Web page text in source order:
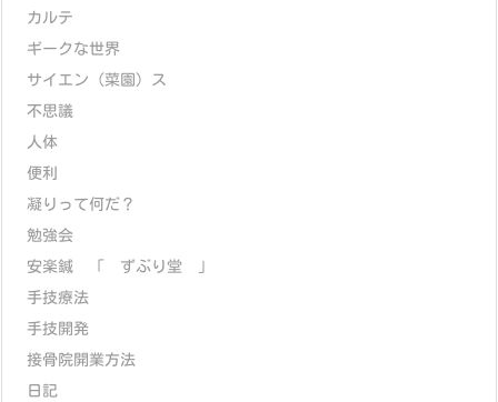
カルテ
ギークな世界
サイエン（菜園）ス
不思議
人体
便利
凝りって何だ？
勉強会
安楽鍼 「 ずぶり堂 」
手技療法
手技開発
接骨院開業方法
日記